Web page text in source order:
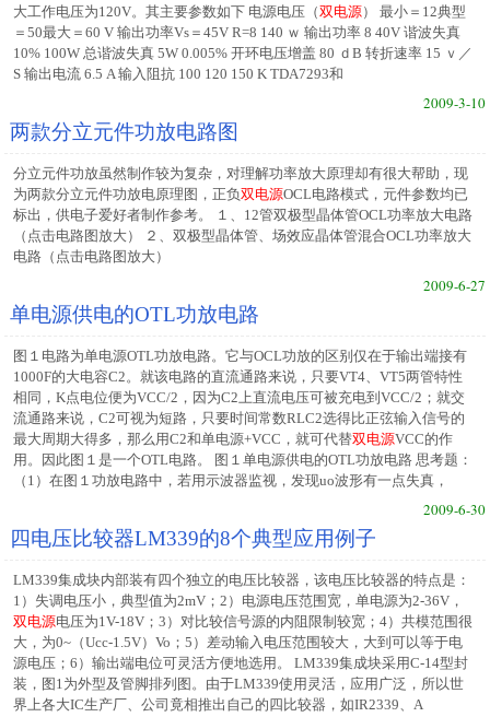
大工作电压为120V。其主要参数如下 电源电压（双电源） 最小＝12典型
＝50最大＝60 V 输出功率Vs＝45V R=8 140 ｗ 输出功率 8 40V 谐波失真
10% 100W 总谐波失真 5W 0.005% 开环电压增盖 80 ｄB 转折速率 15 ｖ／
S 输出电流 6.5 A 输入阻抗 100 120 150 K TDA7293和
2009-3-10
两款分立元件功放电路图
分立元件功放虽然制作较为复杂，对理解功率放大原理却有很大帮助，现
为两款分立元件功放电原理图，正负双电源OCL电路模式，元件参数均已
标出，供电子爱好者制作参考。 １、12管双极型晶体管OCL功率放大电路
（点击电路图放大） ２、双极型晶体管、场效应晶体管混合OCL功率放大
电路（点击电路图放大）
2009-6-27
单电源供电的OTL功放电路
图１电路为单电源OTL功放电路。它与OCL功放的区别仅在于输出端接有
1000F的大电容C2。就该电路的直流通路来说，只要VT4、VT5两管特性
相同，K点电位便为VCC/2，因为C2上直流电压可被充电到VCC/2；就交
流通路来说，C2可视为短路，只要时间常数RLC2选得比正弦输入信号的
最大周期大得多，那么用C2和单电源+VCC，就可代替双电源VCC的作
用。因此图１是一个OTL电路。 图１单电源供电的OTL功放电路 思考题：
（1）在图１功放电路中，若用示波器监视，发现uo波形有一点失真，
2009-6-30
四电压比较器LM339的8个典型应用例子
LM339集成块内部装有四个独立的电压比较器，该电压比较器的特点是：
1）失调电压小，典型值为2mV；2）电源电压范围宽，单电源为2-36V，
双电源电压为1V-18V；3）对比较信号源的内阻限制较宽；4）共模范围很
大，为0~（Ucc-1.5V）Vo；5）差动输入电压范围较大，大到可以等于电
源电压；6）输出端电位可灵活方便地选用。 LM339集成块采用C-14型封
装，图1为外型及管脚排列图。由于LM339使用灵活，应用广泛，所以世
界上各大IC生产厂、公司竟相推出自己的四比较器，如IR2339、A